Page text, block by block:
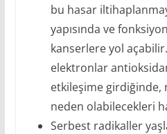
bu hasar
yapısında ve
kanserlere yol
elektronlar
etkileşime
neden olabilecekleri
Serbest radikaller